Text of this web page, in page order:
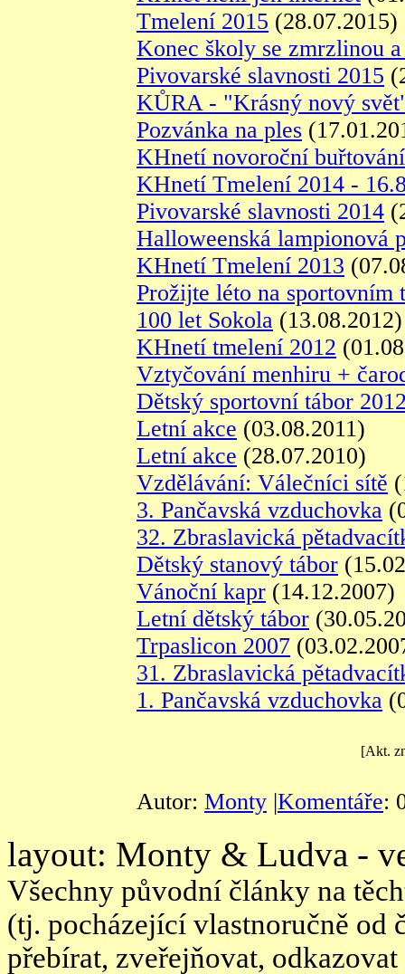
Tmelení 2015 (28.07.2015)
Konec školy se zmrzlinou
Pivovarské slavnosti 2015
KŮRA - "Krásný nový
Pozvánka na ples
KHnetí novoroční buřtování
KHnetí Tmelení 2014 -
Pivovarské slavnosti 2014
Halloweenská lampionová
KHnetí Tmelení 2013
Prožijte léto na sportovním
100 let Sokola (13.08.2012)
KHnetí tmelení 2012
Vztyčování menhiru +
Dětský sportovní tábor
Letní akce (03.08.2011)
Letní akce (28.07.2010)
Vzdělávání: Válečníci sítě
3. Pančavská vzduchovka
32. Zbraslavická
Dětský stanový tábor
Vánoční kapr (14.12.2007)
Letní dětský tábor
Trpaslicon 2007
31. Zbraslavická
1. Pančavská vzduchovka
[Akt.
Autor: Monty |Komentáře:
layout: Monty & Ludva -
Všechny původní články na
(tj. pocházející vlastnoručně
přebírat, zveřejňovat,